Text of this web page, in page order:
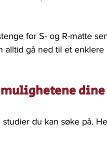
for S- og R-matte
alltid gå ned til et enklere
dine
du kan søke på.